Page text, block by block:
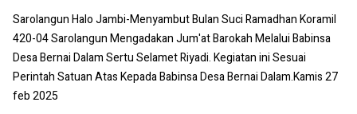
Sarolangun Halo Jambi-Menyambut Bulan Suci Ramadhan Koramil
420-04 Sarolangun Mengadakan Jum'at Barokah Melalui Babinsa
Desa Bernai Dalam Sertu Selamet Riyadi. Kegiatan ini Sesuai
Perintah Satuan Atas Kepada Babinsa Desa Bernai Dalam.Kamis 27
feb 2025